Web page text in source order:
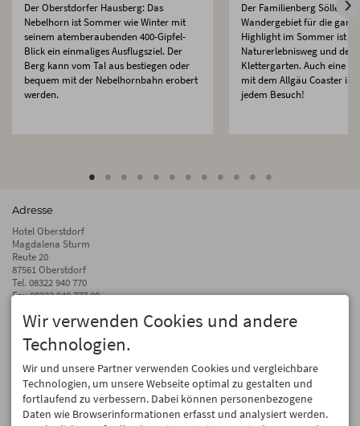
Der Oberstdorfer Hausberg: Das
Nebelhorn ist Sommer wie Winter mit
seinem atemberaubenden 400-Gipfel-
Blick ein einmaliges Ausflugsziel. Der
Berg kann vom Tal aus bestiegen oder
bequem mit der Nebelhornbahn erobert
werden.
Der Familienberg
Wandergebiet für die
Highlight im Sommer ist
Naturerlebnisweg und der
Klettergarten. Auch eine
mit dem Allgäu Coaster ist
jedem Besuch!
Adresse
Hotel Oberstdorf
Magdalena Sturm
Reute 20
87561 Oberstdorf
Tel. 08322 940 770
Fax 08322 940 777 00
info@hotel-oberstdorf.de
Auf dem Laufenden bleiben
Wir geben Ihre E-Mail-Adresse nicht weiter. Wir mögen auch keinen Spam.
Versprochen! Eine Abmeldung ist jederzeit möglich.
Anmelden
Wir verwenden Cookies und andere
Technologien.
Wir und unsere Partner verwenden Cookies und vergleichbare
Technologien, um unsere Webseite optimal zu gestalten und
fortlaufend zu verbessern. Dabei können personenbezogene
Daten wie Browserinformationen erfasst und analysiert werden.